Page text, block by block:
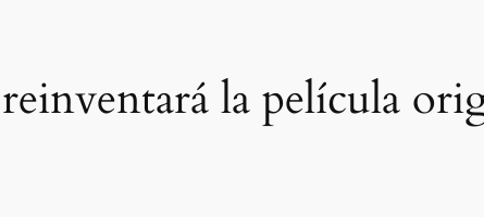
la película